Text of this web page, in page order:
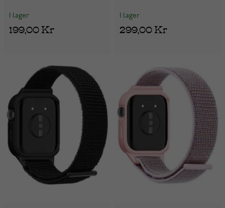
I lager
199,00 Kr
I lager
299,00 Kr